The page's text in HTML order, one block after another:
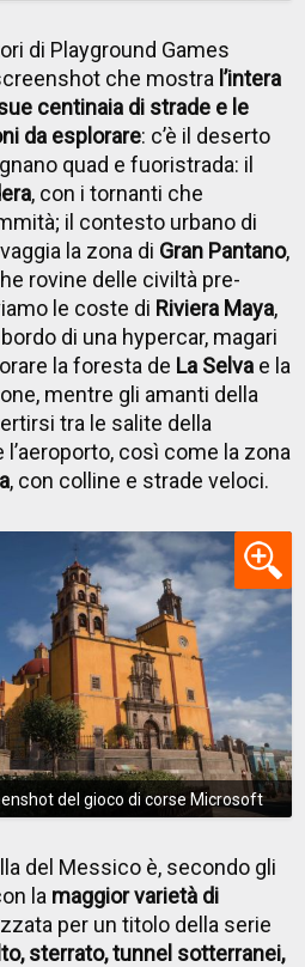
di Playground Games
che mostra l’intera
centinaia di strade e le
da esplorare: c’è il deserto
quad e fuoristrada: il
, con i tornanti che
il contesto urbano di
la zona di Gran Pantano,
rovine delle civiltà pre-
le coste di Riviera Maya,
di una hypercar, magari
la foresta de La Selva e la
mentre gli amanti della
tra le salite della
l’aeroporto, così come la zona
, con colline e strade veloci.
del gioco di corse Microsoft
del Messico è, secondo gli
la maggior varietà di
per un titolo della serie
sterrato, tunnel sotterranei,